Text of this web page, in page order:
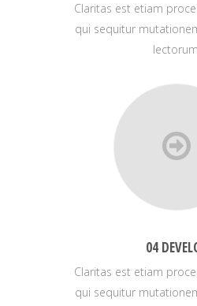
Claritas est etiam
qui sequitur
04
Claritas est etiam
qui sequitur